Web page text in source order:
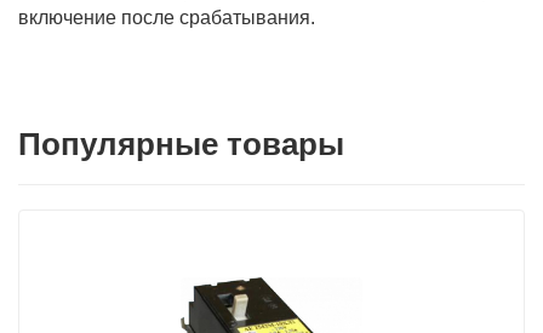
включение после срабатывания.
Популярные товары